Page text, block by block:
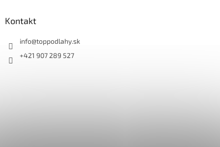
Kontakt
info@toppodlahy.sk
+421 907 289 527